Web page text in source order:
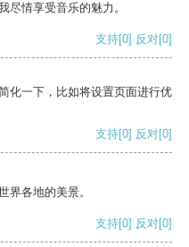
尽情享受音乐的魅力。
支持[0] 反对[0]
化一下，比如将设置页面进行优
支持[0] 反对[0]
界各地的美景。
支持[0] 反对[0]